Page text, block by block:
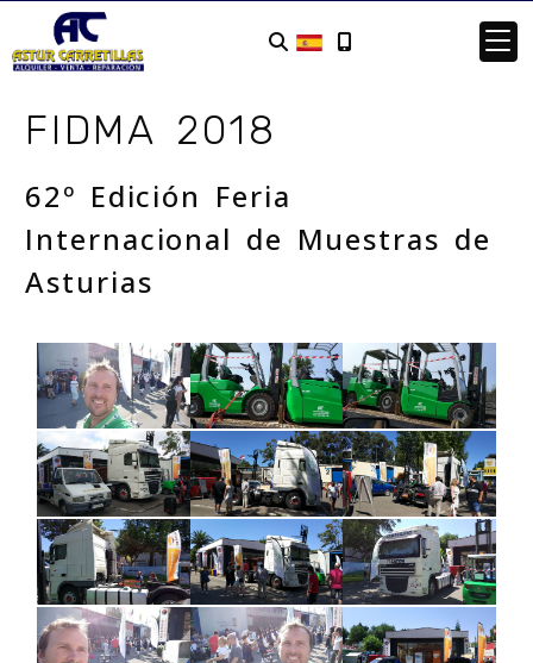
FIDMA 2018
62º Edición Feria
Internacional de Muestras de
Asturias